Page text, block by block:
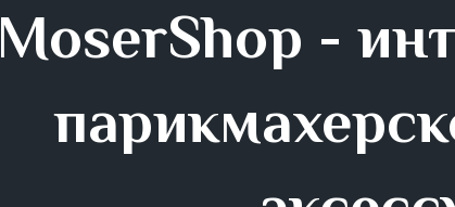
MoserShop -